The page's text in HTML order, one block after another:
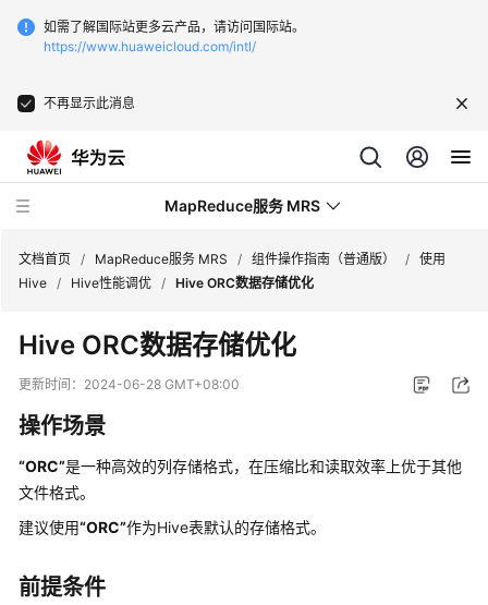
如需了解国际站更多云产品，请访问国际站。
https://www.huaweicloud.com/intl/
不再显示此消息
MapReduce服务 MRS
新
动
务
公
告
产
品
文档首页 / MapReduce服务 MRS / 组件操作指南（普通版） / 使用
Hive / Hive性能调优 / Hive ORC数据存储优化
Hive ORC数据存储优化
更新时间： 2024-06-28 GMT+08:00
操作场景
“ORC”是一种高效的列存储格式，在压缩比和读取效率上优于其他
文件格式。
建议使用“ORC”作为Hive表默认的存储格式。
前提条件